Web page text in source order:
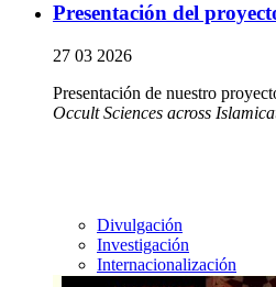
Presentación del
27 03 2026
Presentación de nuestro
Occult Sciences across
Divulgación
Investigación
Internacionalización